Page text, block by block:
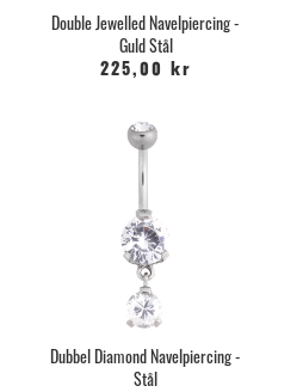
Double Jewelled Navelpiercing -
Guld Stål
225,00 kr
Dubbel Diamond Navelpiercing -
Stål